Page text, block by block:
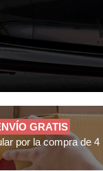
GRATIS
por la compra de 4